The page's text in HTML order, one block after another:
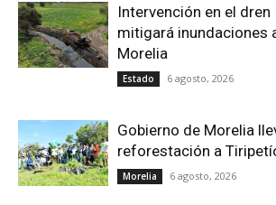
Intervención en el
mitigará inundaciones
Morelia
Estado 6 agosto, 2026
Gobierno de Morelia
reforestación a
Morelia 6 agosto, 2026